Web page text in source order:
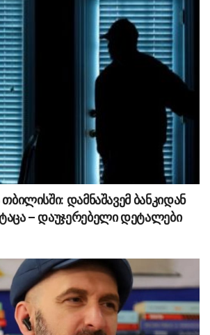
თბილისში: დამნაშავემ ბანკიდან
– დაუჯერებელი დეტალები